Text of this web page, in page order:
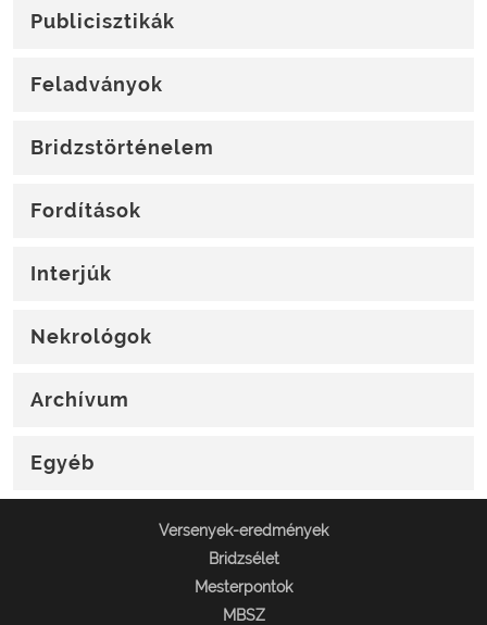
Publicisztikák
Feladványok
Bridzstörténelem
Fordítások
Interjúk
Nekrológok
Archívum
Egyéb
Versenyek-eredmények
Bridzsélet
Mesterpontok
MBSZ